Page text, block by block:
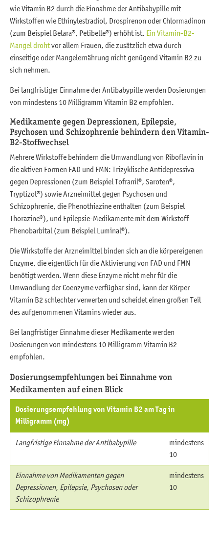
wie Vitamin B2 durch die Einnahme der Antibabypille mit
Wirkstoffen wie Ethinylestradiol, Drospirenon oder Chlormadinon
(zum Beispiel Belara®, Petibelle®) erhöht ist. Ein Vitamin-B2-
Mangel drohtvor allem Frauen, die zusätzlich etwa durch
einseitige oder Mangelernährung nicht genügend Vitamin B2 zu
sich nehmen.
Bei langfristiger Einnahme der Antibabypille werden Dosierungen
von mindestens 10 Milligramm Vitamin B2 empfohlen.
Medikamente gegen Depressionen, Epilepsie,
Psychosen und Schizophrenie behindern den Vitamin-
B2-Stoffwechsel
Mehrere Wirkstoffe behindern die Umwandlung von Riboflavin in
die aktiven Formen FAD und FMN: Trizyklische Antidepressiva
gegen Depressionen (zum Beispiel Tofranil®, Saroten®,
Tryptizol®) sowie Arzneimittel gegen Psychosen und
Schizophrenie, die Phenothiazine enthalten (zum Beispiel
Thorazine®), und Epilepsie-Medikamente mit dem Wirkstoff
Phenobarbital (zum Beispiel Luminal®).
Die Wirkstoffe der Arzneimittel binden sich an die körpereigenen
Enzyme, die eigentlich für die Aktivierung von FAD und FMN
benötigt werden. Wenn diese Enzyme nicht mehr für die
Umwandlung der Coenzyme verfügbar sind, kann der Körper
Vitamin B2 schlechter verwerten und scheidet einen großen Teil
des aufgenommenen Vitamins wieder aus.
Bei langfristiger Einnahme dieser Medikamente werden
Dosierungen von mindestens 10 Milligramm Vitamin B2
empfohlen.
Dosierungsempfehlungen bei Einnahme von
Medikamenten auf einen Blick
Dosierungsempfehlung von Vitamin B2 am Tag in
Milligramm (mg)
Langfristige Einnahme der Antibabypille
mindestens
10
Einnahme von Medikamenten gegen
Depressionen, Epilepsie, Psychosen oder
Schizophrenie
mindestens
10